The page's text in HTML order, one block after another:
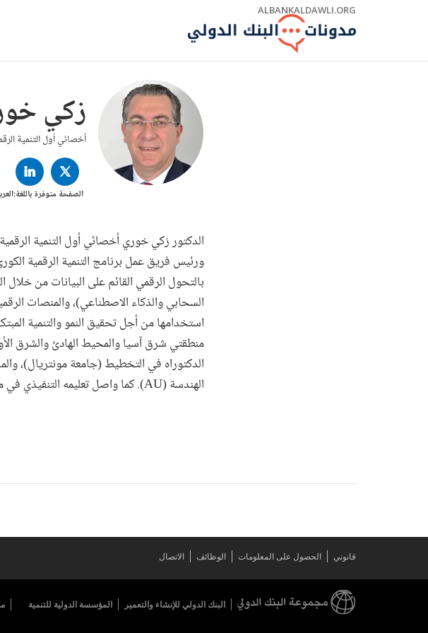
ALBANKALDAWLI.ORG
زكي
أخصائي أول التنمية
TWITTER
LINKED
IN
الصفحة متوفرة باللغة:
الدكتور زكي خوري أخصائي أول التنمية
ورئيس فريق عمل برنامج التنمية الرقمية
بالتحول الرقمي القائم على البيانات من خلال
السحابي والذكاء الاصطناعي)، والمنصات
استخدامها من أجل تحقيق النمو والتنمية
منطقتي شرق آسيا والمحيط الهادئ والشرق
الدكتوراه في التخطيط (جامعة مونتريال)،
الهندسة (AU). كما واصل تعليمه التنفيذي في مجال الأعمال (جامعة هارفارد) والإدارة (جامعة ماكجيل).
قانوني الحصول على المعلومات الوظائف الاتصال
البنك الدولي للإنشاء والتعمير المؤسسة الدولية للتنمية